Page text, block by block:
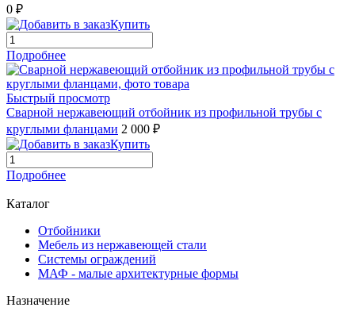
0 ₽
Купить
Подробнее
Быстрый просмотр
Сварной нержавеющий отбойник из профильной трубы с
круглыми фланцами 2 000 ₽
Купить
Подробнее
Каталог
Отбойники
Мебель из нержавеющей стали
Системы ограждений
МАФ - малые архитектурные формы
Назначение